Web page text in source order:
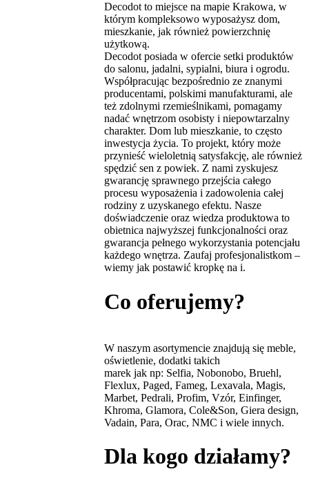
Decodot to miejsce na mapie Krakowa, w
którym kompleksowo wyposażysz dom,
mieszkanie, jak również powierzchnię
użytkową.
Decodot posiada w ofercie setki produktów
do salonu, jadalni, sypialni, biura i ogrodu.
Współpracując bezpośrednio ze znanymi
producentami, polskimi manufakturami, ale
też zdolnymi rzemieślnikami, pomagamy
nadać wnętrzom osobisty i niepowtarzalny
charakter. Dom lub mieszkanie, to często
inwestycja życia. To projekt, który może
przynieść wieloletnią satysfakcję, ale również
spędzić sen z powiek. Z nami zyskujesz
gwarancję sprawnego przejścia całego
procesu wyposażenia i zadowolenia całej
rodziny z uzyskanego efektu. Nasze
doświadczenie oraz wiedza produktowa to
obietnica najwyższej funkcjonalności oraz
gwarancja pełnego wykorzystania potencjału
każdego wnętrza. Zaufaj profesjonalistkom –
wiemy jak postawić kropkę na i.
Co oferujemy?
W naszym asortymencie znajdują się meble,
oświetlenie, dodatki takich
marek jak np: Selfia, Nobonobo, Bruehl,
Flexlux, Paged, Fameg, Lexavala, Magis,
Marbet, Pedrali, Profim, Vzór, Einfinger,
Khroma, Glamora, Cole&Son, Giera design,
Vadain, Para, Orac, NMC i wiele innych.
Dla kogo działamy?